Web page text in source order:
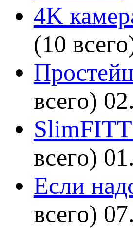
4K
(10
всего)
SlimFITT
всего)
Если
всего)